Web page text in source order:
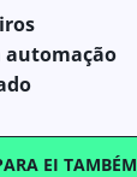
automação
EI TAMBÉM